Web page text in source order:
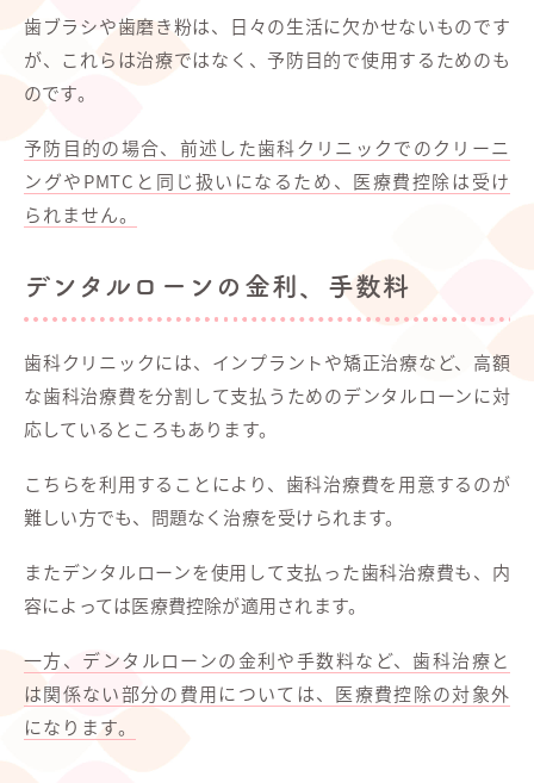
歯ブラシや歯磨き粉は、日々の生活に欠かせないものです
が、これらは治療ではなく、予防目的で使用するためのも
のです。
予防目的の場合、前述した歯科クリニックでのクリーニ
ングやPMTCと同じ扱いになるため、医療費控除は受け
られません。
デンタルローンの金利、手数料
歯科クリニックには、インプラントや矯正治療など、高額
な歯科治療費を分割して支払うためのデンタルローンに対
応しているところもあります。
こちらを利用することにより、歯科治療費を用意するのが
難しい方でも、問題なく治療を受けられます。
またデンタルローンを使用して支払った歯科治療費も、内
容によっては医療費控除が適用されます。
一方、デンタルローンの金利や手数料など、歯科治療と
は関係ない部分の費用については、医療費控除の対象外
になります。